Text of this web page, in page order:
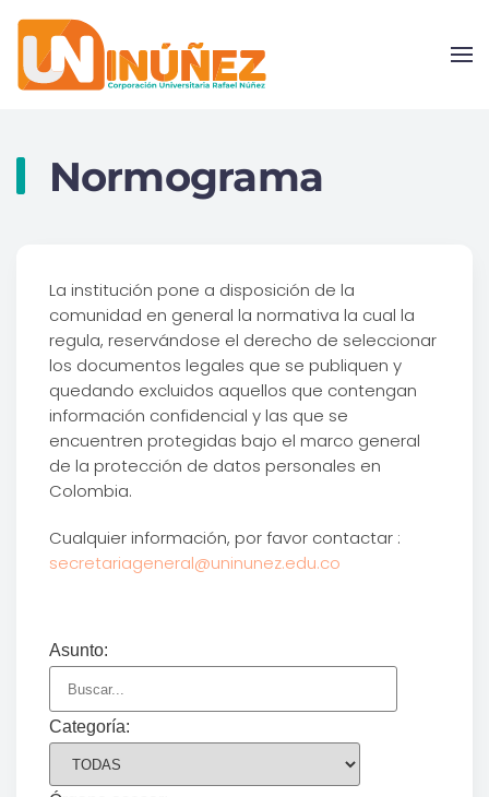
Skip to main content
Normograma
La institución pone a disposición de la
comunidad en general la normativa la cual la
regula, reservándose el derecho de seleccionar
los documentos legales que se publiquen y
quedando excluidos aquellos que contengan
información confidencial y las que se
encuentren protegidas bajo el marco general
de la protección de datos personales en
Colombia.
Cualquier información, por favor contactar :
secretariageneral@uninunez.edu.co